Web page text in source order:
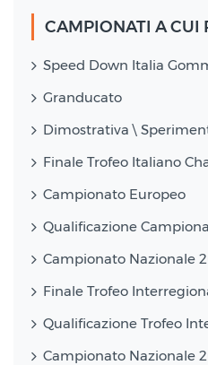
CAMPIONATI A CUI
Speed Down Italia
Granducato
Dimostrativa \
Finale Trofeo Italiano
Campionato Europeo
Qualificazione
Campionato Nazionale
Finale Trofeo
Qualificazione Trofeo
Campionato Nazionale